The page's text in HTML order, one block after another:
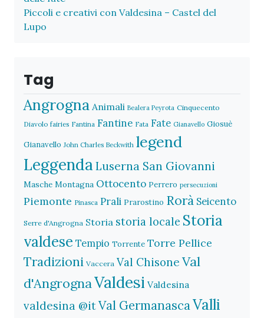
Piccoli e creativi con Valdesina – Castel del
Lupo
Tag
Angrogna Animali Bealera Peyrota Cinquecento
Diavolo fairies Fantina Fantine Fata Fate Gianavello Giosuè
Gianavello John Charles Beckwith legend
Leggenda Luserna San Giovanni
Masche Montagna Ottocento Perrero persecuzioni
Piemonte Pinasca Prali Prarostino Rorà Seicento
Serre d'Angrogna Storia storia locale Storia
valdese Tempio Torrente Torre Pellice
Tradizioni Vaccera Val Chisone Val
d'AngrognaValdesi Valdesina
valdesina @itVal GermanascaValli